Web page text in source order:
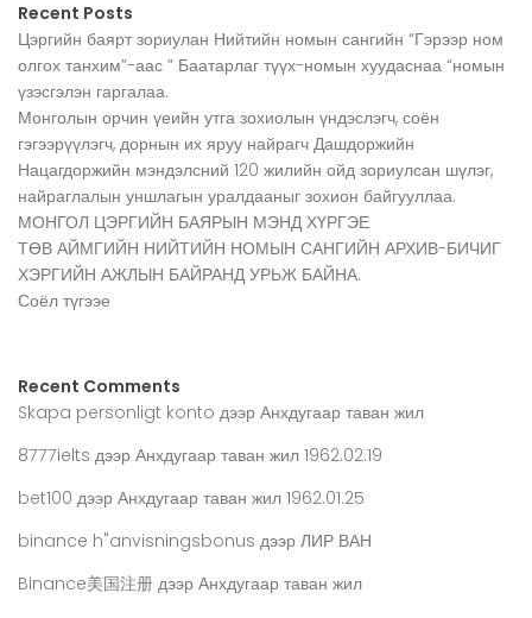
Recent Posts
Цэргийн баярт зориулан Нийтийн номын сангийн “Гэрээр ном
олгох танхим”-аас ” Баатарлаг түүх-номын хуудаснаа “номын
үзэсгэлэн гаргалаа.
Монголын орчин үеийн утга зохиолын үндэслэгч, соён
гэгээрүүлэгч, дорнын их яруу найрагч Дашдоржийн
Нацагдоржийн мэндэлсний 120 жилийн ойд зориулсан шүлэг,
найраглалын уншлагын уралдааныг зохион байгууллаа.
МОНГОЛ ЦЭРГИЙН БАЯРЫН МЭНД ХҮРГЭЕ
ТӨВ АЙМГИЙН НИЙТИЙН НОМЫН САНГИЙН АРХИВ-БИЧИГ
ХЭРГИЙН АЖЛЫН БАЙРАНД УРЬЖ БАЙНА.
Соёл түгээе
Recent Comments
Skapa personligt konto дээр Анхдугаар таван жил
8777ielts дээр Анхдугаар таван жил 1962.02.19
bet100 дээр Анхдугаар таван жил 1962.01.25
binance h"anvisningsbonus дээр ЛИР ВАН
Binance美国注册 дээр Анхдугаар таван жил